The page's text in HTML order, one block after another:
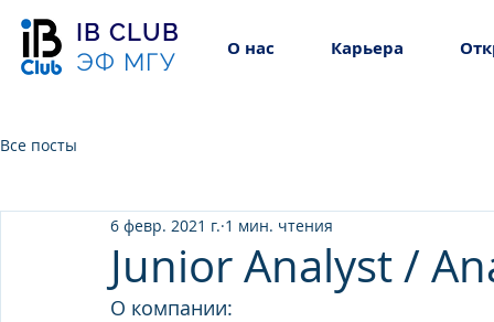
IB CLUB
ЭФ МГУ
О нас Карьера
Все посты
Junior Analyst /
6 февр. 2021 г. 1 мин. чтения
О компании: